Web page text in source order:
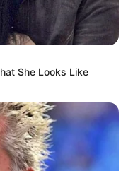
She Looks Like